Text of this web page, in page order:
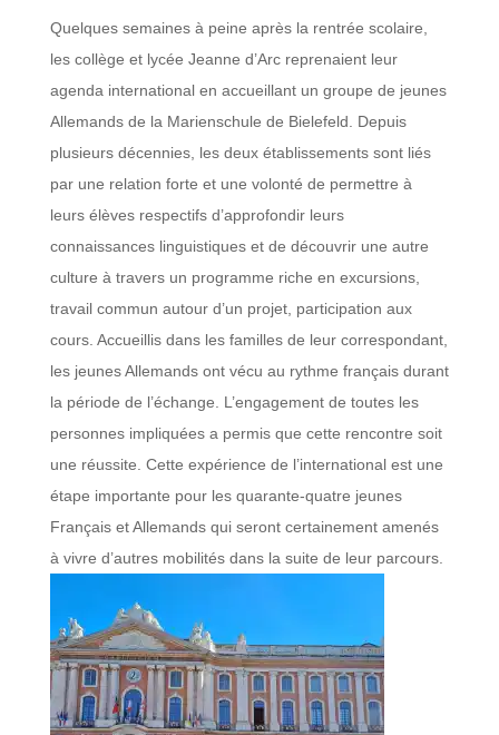
Quelques semaines à peine après la rentrée scolaire,
les collège et lycée Jeanne d’Arc reprenaient leur
agenda international en accueillant un groupe de jeunes
Allemands de la Marienschule de Bielefeld. Depuis
plusieurs décennies, les deux établissements sont liés
par une relation forte et une volonté de permettre à
leurs élèves respectifs d’approfondir leurs
connaissances linguistiques et de découvrir une autre
culture à travers un programme riche en excursions,
travail commun autour d’un projet, participation aux
cours. Accueillis dans les familles de leur correspondant,
les jeunes Allemands ont vécu au rythme français durant
la période de l’échange. L’engagement de toutes les
personnes impliquées a permis que cette rencontre soit
une réussite. Cette expérience de l’international est une
étape importante pour les quarante-quatre jeunes
Français et Allemands qui seront certainement amenés
à vivre d’autres mobilités dans la suite de leur parcours.